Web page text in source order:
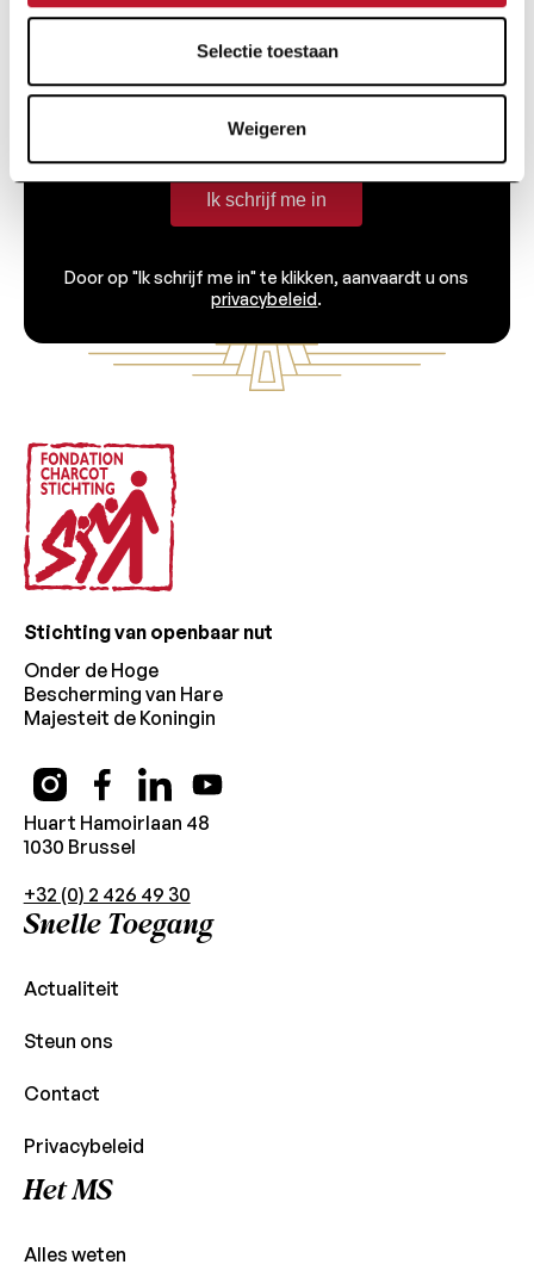
Selectie toestaan
Weigeren
onderzoek en nieuws van de Charcot Stichting
Ik schrijf me in
Door op "Ik schrijf me in" te klikken, aanvaardt u ons
privacybeleid.
Voettekst
Stichting van openbaar nut
Onder de Hoge
Bescherming van Hare
Majesteit de Koningin
Huart Hamoirlaan 48
1030 Brussel
+32 (0) 2 426 49 30
Snelle Toegang
Actualiteit
Steun ons
Contact
Privacybeleid
Het MS
Alles weten